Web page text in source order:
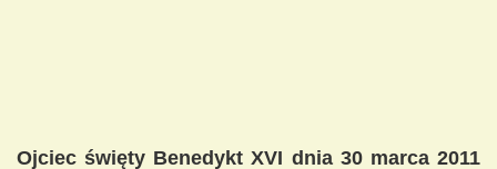
Ojciec święty Benedykt XVI dnia 30 marca 2011